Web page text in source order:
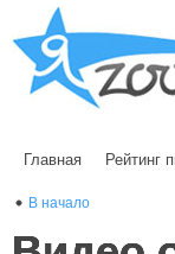
Главная Рейтинг
В начало